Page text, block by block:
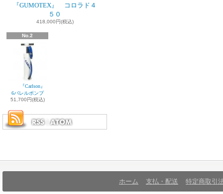
『GUMOTEX』 コロラド４
５０
418,000円(税込)
No.2
『Carlson』
6バレルポンプ
51,700円(税込)
ホーム 支払・配送 特定商取引